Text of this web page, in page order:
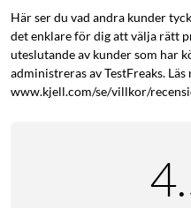
Här ser du vad andra kunder
det enklare för dig att välja rätt
uteslutande av kunder som har
administreras av TestFreaks.
www.kjell.com/se/villkor/